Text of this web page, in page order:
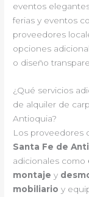
eventos
ferias y eventos
proveedores
opciones
o diseño
¿Qué servicios
de alquiler de
Antioquia?
Los proveedores
Santa Fe de
adicionales como
montaje y
mobiliario y